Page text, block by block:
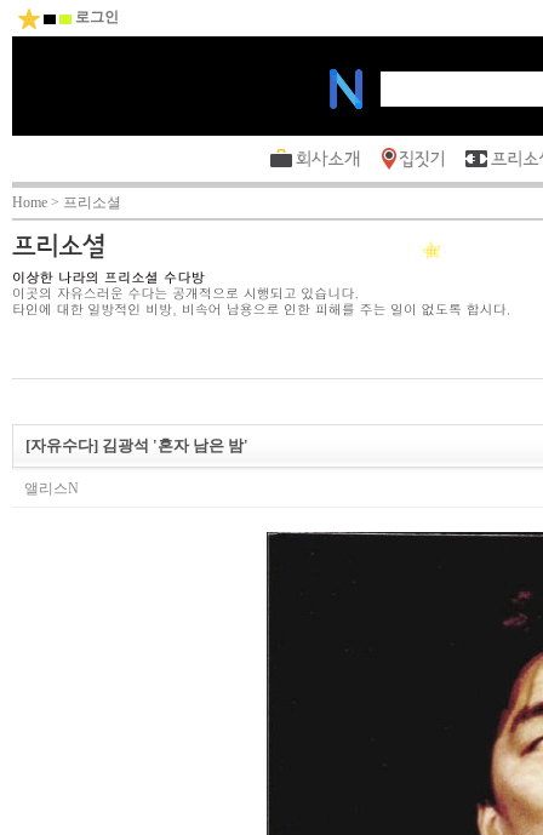
로그인
Home > 프리소셜
[자유수다] 김광석 '혼자 남은 밤'
앨리스N